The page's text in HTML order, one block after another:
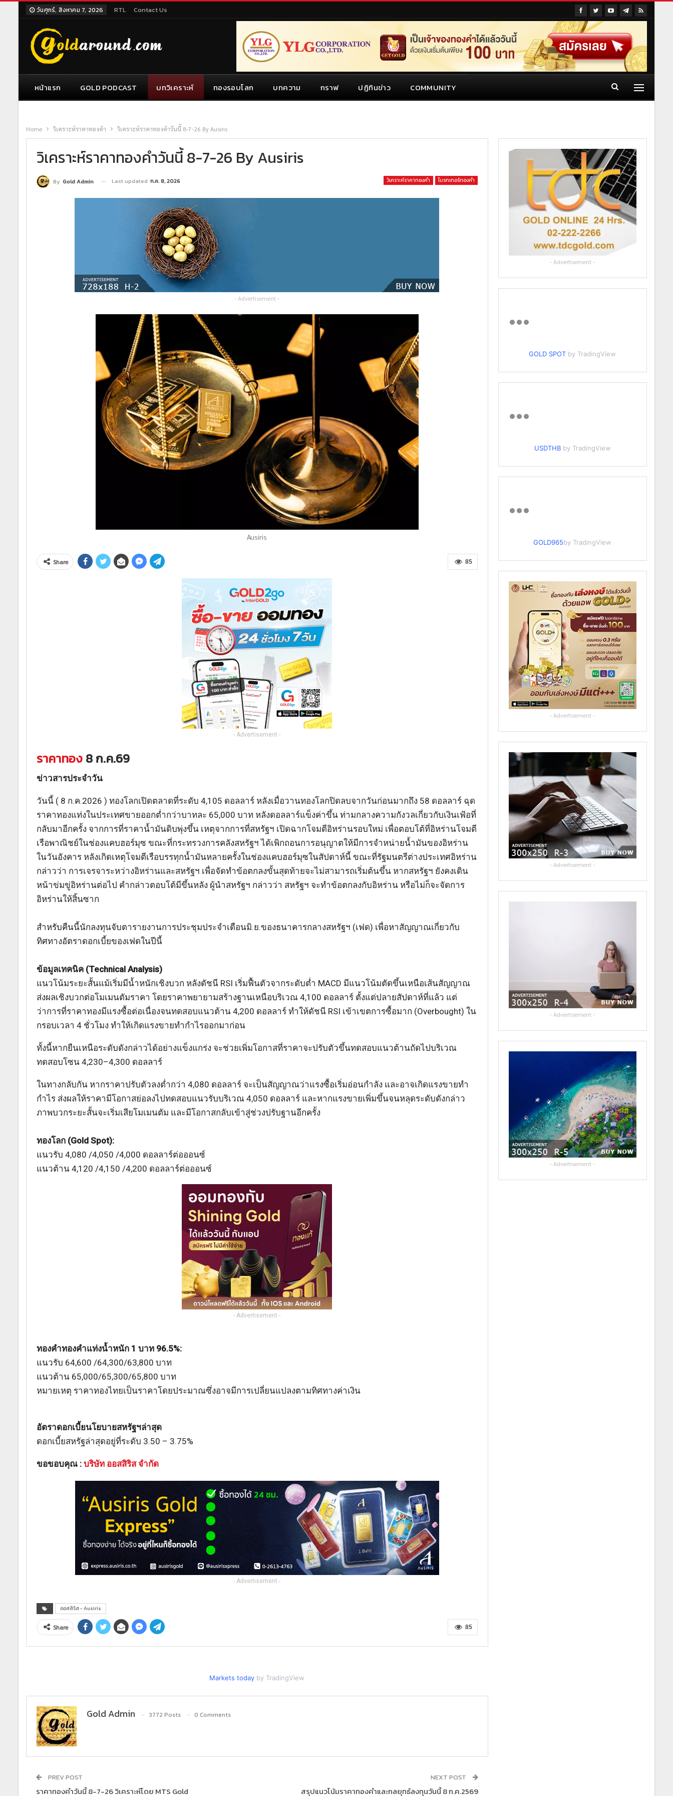
วันศุกร์, สิงหาคม 7, 2026 RTL Contact Us
หน้าแรก GOLD PODCAST บทวิเคราะห์ ทองรอบโลก บทความ กราฟ ปฏิทินข่าว COMMUNITY
Home วิเคราะห์ราคาทองคำ วิเคราะห์ราคาทองคำวันนี้ 8-7-26 By Ausiris
วิเคราะห์ราคาทองคำวันนี้ 8-7-26 By Ausiris
วิเคราะห์ราคาทองคำ โบรกเกอร์ทองคำ
By Gold Admin Last updated ก.ค. 8, 2026
- Advertisement -
Ausiris
85
Share
- Advertisement -
ราคาทอง 8 ก.ค.69
ข่าวสารประจำวัน
วันนี้ ( 8 ก.ค.2026 ) ทองโลกเปิดตลาดที่ระดับ 4,105 ดอลลาร์ หลังเมื่อวานทองโลกปิดลบจากวันก่อนมากถึง 58 ดอลลาร์ ฉุด
ราคาทองแท่งในประเทศขายออกต่ำกว่าบาทละ 65,000 บาท หลังดอลลาร์แข็งค่าขึ้น ท่ามกลางความกังวลเกี่ยวกับเงินเฟ้อที่
กลับมาอีกครั้ง จากการที่ราคาน้ำมันดิบพุ่งขึ้น เหตุจากการที่สหรัฐฯ เปิดฉากโจมตีอิหร่านรอบใหม่ เพื่อตอบโต้ที่อิหร่านโจมตี
เรือพาณิชย์ในช่องแคบฮอร์มุซ ขณะที่กระทรวงการคลังสหรัฐฯ ได้เพิกถอนการอนุญาตให้มีการจำหน่ายน้ำมันของอิหร่าน
ในวันอังคาร หลังเกิดเหตุโจมตีเรือบรรทุกน้ำมันหลายครั้งในช่องแคบฮอร์มุซในสัปดาห์นี้ ขณะที่รัฐมนตรีต่างประเทศอิหร่าน
กล่าวว่า การเจรจาระหว่างอิหร่านและสหรัฐฯ เพื่อจัดทำข้อตกลงขั้นสุดท้ายจะไม่สามารถเริ่มต้นขึ้น หากสหรัฐฯ ยังคงเดิน
หน้าข่มขู่อิหร่านต่อไป คำกล่าวตอบโต้มีขึ้นหลัง ผู้นำสหรัฐฯ กล่าวว่า สหรัฐฯ จะทำข้อตกลงกับอิหร่าน หรือไม่ก็จะจัดการ
อิหร่านให้สิ้นซาก
สำหรับคืนนี้นักลงทุนจับตารายงานการประชุมประจำเดือนมิ.ย.ของธนาคารกลางสหรัฐฯ (เฟด) เพื่อหาสัญญาณเกี่ยวกับ
ทิศทางอัตราดอกเบี้ยของเฟดในปีนี้
ข้อมูลเทคนิค (Technical Analysis)
แนวโน้มระยะสั้นแม้เริ่มมีน้ำหนักเชิงบวก หลังดัชนี RSI เริ่มฟื้นตัวจากระดับต่ำ MACD มีแนวโน้มตัดขึ้นเหนือเส้นสัญญาณ
ส่งผลเชิงบวกต่อโมเมนตัมราคา โดยราคาพยายามสร้างฐานเหนือบริเวณ 4,100 ดอลลาร์ ตั้งแต่ปลายสัปดาห์ที่แล้ว แต่
ว่าการที่ราคาทองมีแรงซื้อต่อเนื่องจนทดสอบแนวต้าน 4,200 ดอลลาร์ ทำให้ดัชนี RSI เข้าเขตการซื้อมาก (Overbought) ใน
กรอบเวลา 4 ชั่วโมง ทำให้เกิดแรงขายทำกำไรออกมาก่อน
ทั้งนี้หากยืนเหนือระดับดังกล่าวได้อย่างแข็งแกร่ง จะช่วยเพิ่มโอกาสที่ราคาจะปรับตัวขึ้นทดสอบแนวต้านถัดไปบริเวณ
ทดสอบโซน 4,230–4,300 ดอลลาร์
ในทางกลับกัน หากราคาปรับตัวลงต่ำกว่า 4,080 ดอลลาร์ จะเป็นสัญญาณว่าแรงซื้อเริ่มอ่อนกำลัง และอาจเกิดแรงขายทำ
กำไร ส่งผลให้ราคามีโอกาสย่อลงไปทดสอบแนวรับบริเวณ 4,050 ดอลลาร์ และหากแรงขายเพิ่มขึ้นจนหลุดระดับดังกล่าว
ภาพบวกระยะสั้นจะเริ่มเสียโมเมนตัม และมีโอกาสกลับเข้าสู่ช่วงปรับฐานอีกครั้ง
ทองโลก (Gold Spot):
แนวรับ 4,080 /4,050 /4,000 ดอลลาร์ต่อออนซ์
แนวต้าน 4,120 /4,150 /4,200 ดอลลาร์ต่อออนซ์
- Advertisement -
ทองคำทองคำแท่งน้ำหนัก 1 บาท 96.5%:
แนวรับ 64,600 /64,300/63,800 บาท
แนวต้าน 65,000/65,300/65,800 บาท
หมายเหตุ ราคาทองไทยเป็นราคาโดยประมาณซึ่งอาจมีการเปลี่ยนแปลงตามทิศทางค่าเงิน
อัตราดอกเบี้ยนโยบายสหรัฐฯล่าสุด
ดอกเบี้ยสหรัฐล่าสุดอยู่ที่ระดับ 3.50 – 3.75%
ขอขอบคุณ : บริษัท ออสสิริส จำกัด
- Advertisement -
ออสสิริส - Ausiris
85
Share
Markets today by TradingView
Gold Admin 3772 Posts 0 Comments
PREV POST
ราคาทองคำวันนี้ 8-7-26 วิเคราะห์โดย MTS Gold
NEXT POST
สรุปแนวโน้มราคาทองคำและกลยุทธ์ลงทุนวันนี้ 8 ก.ค.2569
- Advertisement -
GOLD SPOT by TradingView
USDTHB by TradingView
GOLD965by TradingView
- Advertisement -
- Advertisement -
- Advertisement -
- Advertisement -